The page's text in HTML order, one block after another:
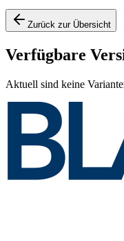
Zurück zur Übersicht
Verfügbare
Aktuell sind keine